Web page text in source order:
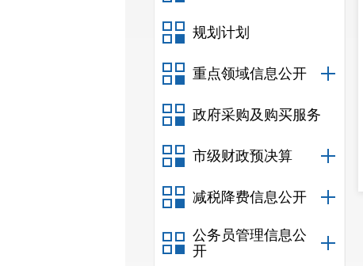
规划计划
重点领域信息公开
政府采购及购买服务
市级财政预决算
减税降费信息公开
公务员管理信息公
开